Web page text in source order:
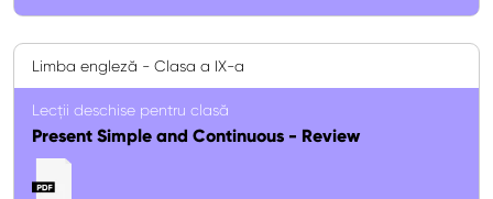
Limba engleză - Clasa a IX-a
Lecții deschise pentru clasă
Present Simple and Continuous - Review